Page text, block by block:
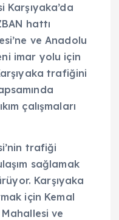
Karşıyaka’da
hattı
ve Anadolu
imar yolu için
trafiğini
çalışmaları
trafiği
sağlamak
Karşıyaka
için Kemal
Mahallesi ve